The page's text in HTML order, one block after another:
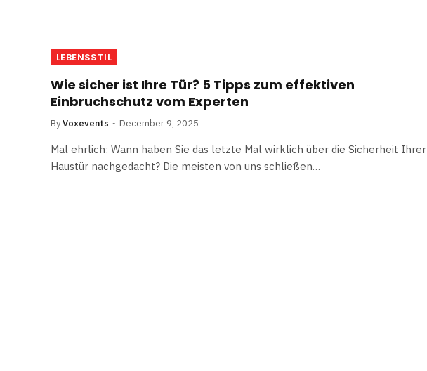
LEBENSSTIL
Wie sicher ist Ihre Tür? 5 Tipps zum effektiven
Einbruchschutz vom Experten
ByVoxevents December 9, 2025
Mal ehrlich: Wann haben Sie das letzte Mal wirklich über die Sicherheit Ihrer
Haustür nachgedacht? Die meisten von uns schließen…